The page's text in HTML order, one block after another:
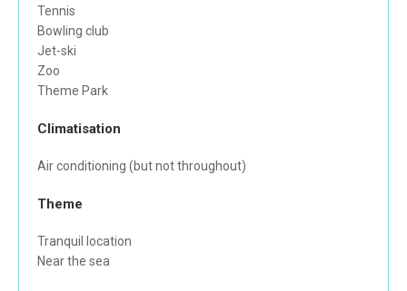
Tennis
Bowling club
Jet-ski
Zoo
Theme Park
Climatisation
Air conditioning (but not throughout)
Theme
Tranquil location
Near the sea